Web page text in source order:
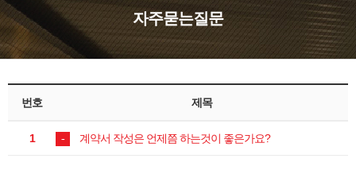
자주묻는질문
번호 제목
1 계약서 작성은 언제쯤 하는것이 좋은가요?